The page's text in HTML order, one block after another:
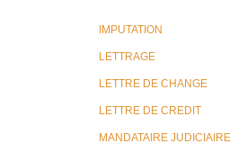
IMPUTATION
LETTRAGE
LETTRE DE CHANGE
LETTRE DE CREDIT
MANDATAIRE JUDICIAIRE